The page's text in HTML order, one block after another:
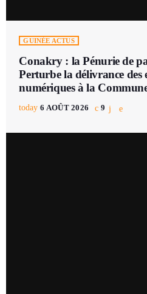
GUINÉE ACTUS
Conakry : la Pénurie de
Perturbe la délivrance des
numériques à la
today 6 AOÛT 2026 9